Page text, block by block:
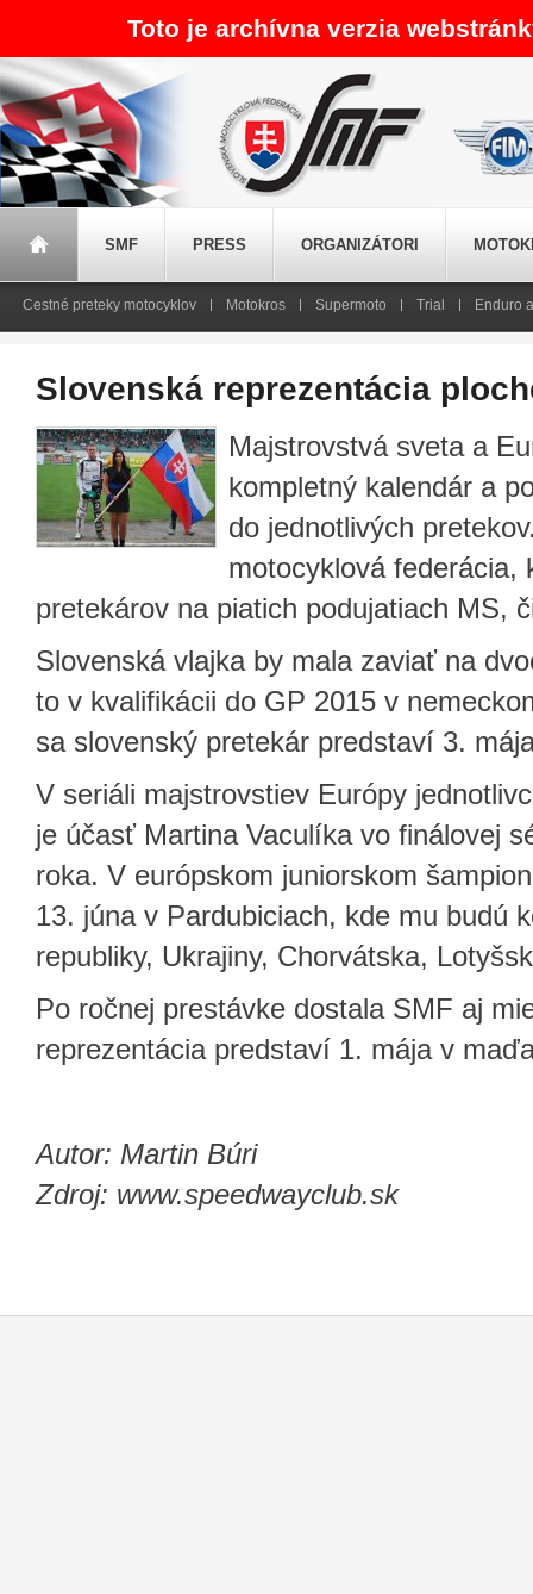
Toto je archívna verzia
SMF PRESS ORGANIZÁTORI
Cestné preteky motocyklov Motokros Supermoto Trial Enduro
Slovenská reprezentácia
Majstrovstvá sveta a
kompletný kalendár a
do jednotlivých
motocyklová federácia,
pretekárov na piatich podujatiach MS,
Slovenská vlajka by mala zaviať na
to v kvalifikácii do GP 2015 v
sa slovenský pretekár predstaví 3.
V seriáli majstrovstiev Európy
je účasť Martina Vaculíka vo finálovej
roka. V európskom juniorskom
13. júna v Pardubiciach, kde mu budú
republiky, Ukrajiny, Chorvátska,
Po ročnej prestávke dostala SMF aj
reprezentácia predstaví 1. mája v
Autor: Martin Búri
Zdroj: www.speedwayclub.sk